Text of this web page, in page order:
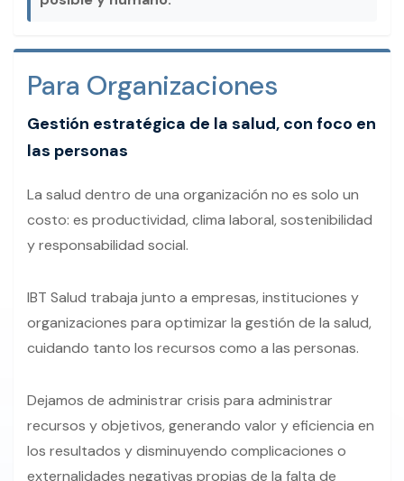
Para Organizaciones
Gestión estratégica de la salud, con foco en
las personas
La salud dentro de una organización no es solo un
costo: es productividad, clima laboral, sostenibilidad
y responsabilidad social.
IBT Salud trabaja junto a empresas, instituciones y
organizaciones para optimizar la gestión de la salud,
cuidando tanto los recursos como a las personas.
Dejamos de administrar crisis para administrar
recursos y objetivos, generando valor y eficiencia en
los resultados y disminuyendo complicaciones o
externalidades negativas propias de la falta de